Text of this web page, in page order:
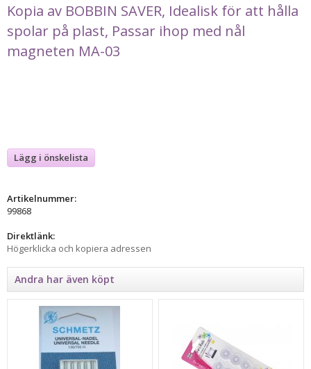
Kopia av BOBBIN SAVER, Idealisk för att hålla
spolar på plast, Passar ihop med nål
magneten MA-03
Lägg i önskelista
Artikelnummer:
99868
Direktlänk:
Högerklicka och kopiera adressen
Andra har även köpt